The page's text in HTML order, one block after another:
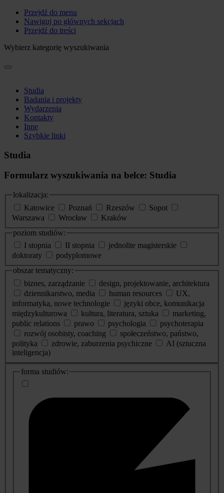
Przejdź do menu
Nawiguj po głównych sekcjach
Przejdź do treści
Wybierz kategorię wyszukiwania
Studia
Badania i projekty
Wydarzenia
Kontakty
Inne
Szybkie linki
Studia
Formularz wyszukiwania na belce: Studia
lokalizacja:
Katowice
Poznań Rzeszów
Sopot
Warszawa
Wrocław
Kraków
poziom studiów:
I stopnia
II stopnia
jednolite magisterskie
doktoraty
podyplomowe
obszar tematyczny:
biznes, zarządzanie
design, projektowanie, architektura
dziennikarstwo, media
human resources
UX,
informatyka, nowe technologie
języki obce, komunikacja
międzykulturowa
kultura, literatura, sztuka
marketing,
public relations
prawo psychologia
psychoterapia
rozwój osobisty, coaching
społeczeństwo, państwo,
polityka
zdrowie, zaburzenia psychiczne
AI (sztuczna
inteligencja)
dodatkowe
informacje
forma studiów: